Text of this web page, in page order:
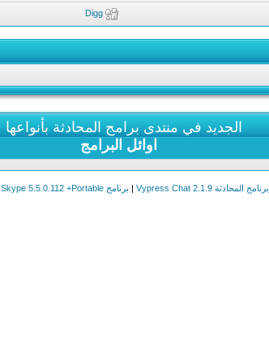
Digg
الجديد في منتدى برامج المحادثة بأنواعها
اوائل البرامج
برنامج المحادثة Vypress Chat 2.1.9 | برنامج Skype 5.5.0.112 +Portable للمحادثة